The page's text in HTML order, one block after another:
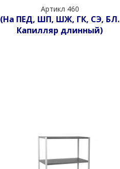
Артикл 460
(На ПЕД, ШП, ШЖ, ГК, СЭ, БЛ.
Капилляр длинный)